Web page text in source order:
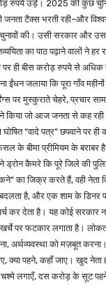
रुपये उड़े। 2025 की कुछ
टैक्स भरती रही–और
की। उसी सरकार और
का पाठ पढ़ाने वालों ने
पर ही बीस करोड़ रुपये से अधिक
ईंधन जलाया कि पूरा गाँव
पर मुस्कुराते चेहरे, प्रचार
ने किया जो आज जनता से कह
घोषित “वादे पत्र” छपवाने पर
के बीमा प्रीमियम के बराबर
ड्रोन कैमरे कि पूरे जिले की
का जिक्र करते हैं, वही नेता
बदलता है, और एक शाम के
कर देता है। यह कोई सरकार
पर फटकार लगाता है।
अर्थव्यवस्था को मज़बूत
क्या पहने, कहाँ जाए। खुद नेता
लगाएँ, दस करोड़ के सूट पहनें,